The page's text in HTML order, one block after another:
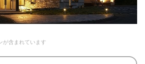
が含まれています